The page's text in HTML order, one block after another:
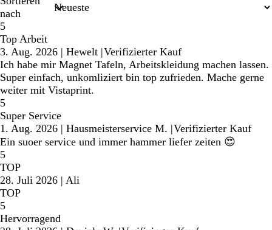
nach
5
Top Arbeit
3. Aug. 2026 | Hewelt |Verifizierter Kauf
Ich habe mir Magnet Tafeln, Arbeitskleidung machen lassen.
Super einfach, unkomliziert bin top zufrieden. Mache gerne
weiter mit Vistaprint.
5
Super Service
1. Aug. 2026 | Hausmeisterservice M. |Verifizierter Kauf
Ein suoer service und immer hammer liefer zeiten 😍
5
TOP
28. Juli 2026 | Ali
TOP
5
Hervorragend